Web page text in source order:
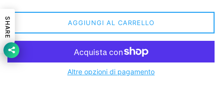
AGGIUNGI AL CARRELLO
Altre opzioni di pagamento
SHARE